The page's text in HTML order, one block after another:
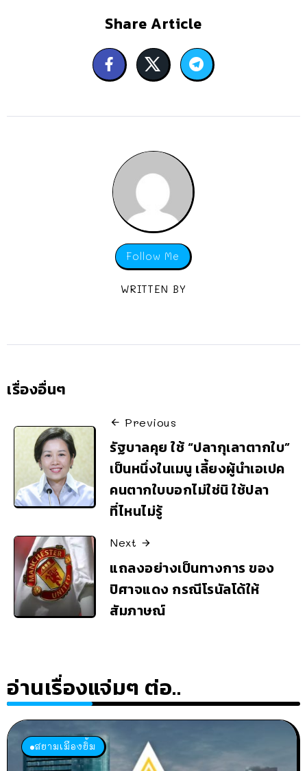
Share Article
Follow Me
WRITTEN BY
เรื่องอื่นๆ
Previous
รัฐบาลคุย ใช้ “ปลากุเลาตากใบ”
เป็นหนึ่งในเมนู เลี้ยงผู้นำเอเปค
คนตากใบบอกไม่ใช่นิ ใช้ปลา
ที่ไหนไม่รู้
Next
แถลงอย่างเป็นทางการ ของ
ปิศาจแดง กรณีโรนัลโด้ให้
สัมภาษณ์
อ่านเรื่องแจ่มๆ ต่อ..
สยามเมืองยิ้ม